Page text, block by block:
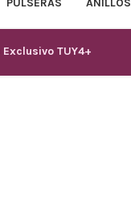
PULSERAS ANILLOS
Exclusivo TUY4+